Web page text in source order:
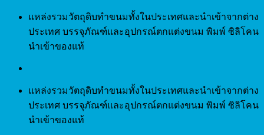
Skip
content
แหล่งรวมวัตถุดิบทำขนมทั้งในประเทศและนำเข้าจากต่าง
ประเทศ บรรจุภัณฑ์และอุปกรณ์ตกแต่งขนม พิมพ์ ซิลิโคน
นำเข้าของแท้
แหล่งรวมวัตถุดิบทำขนมทั้งในประเทศและนำเข้าจากต่าง
ประเทศ บรรจุภัณฑ์และอุปกรณ์ตกแต่งขนม พิมพ์ ซิลิโคน
นำเข้าของแท้